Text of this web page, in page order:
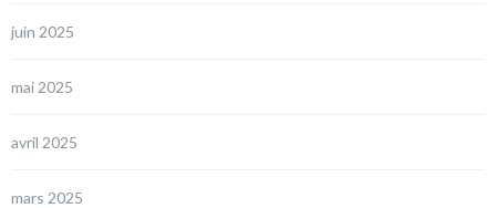
juin 2025
mai 2025
avril 2025
mars 2025